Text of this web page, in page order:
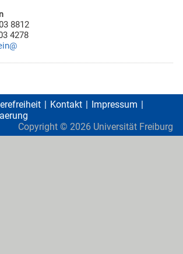
8812
4278
Kontakt
Impressum
Copyright © 2026 Universität Freiburg